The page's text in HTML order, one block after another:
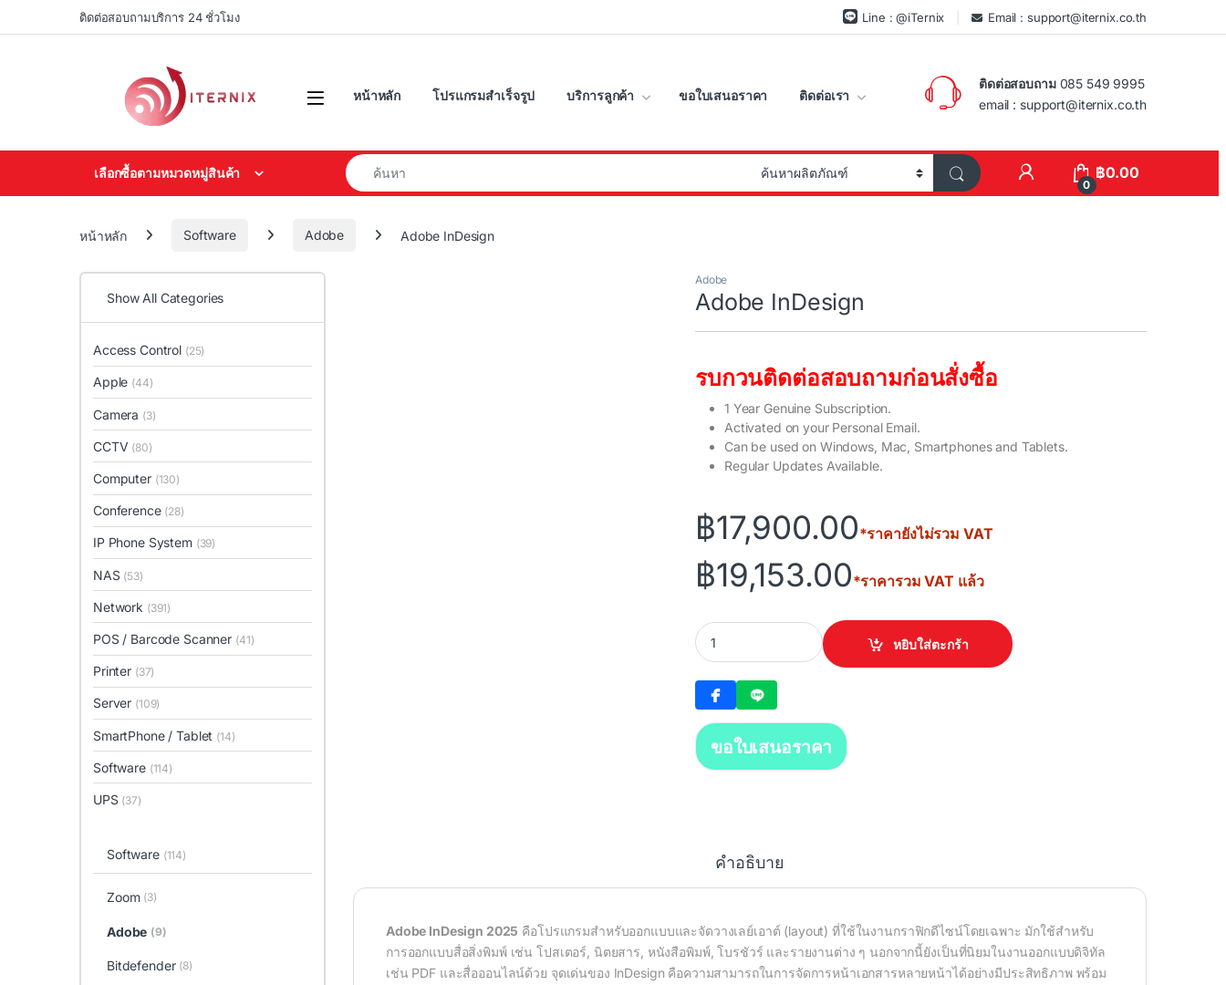
Skip to navigation
Skip to contentติดต่อสอบถามบริการ 24 ชั่วโมง Line : @iTernix Email : support@iternix.co.th
หน้าหลัก โปรแกรมสำเร็จรูป บริการลูกค้า ขอใบเสนอราคา ติดต่อเรา
ติดต่อสอบถาม085 549 9995
email : support@iternix.co.th
เลือกซื้อตามหมวดหมู่สินค้า
Search for:
0
฿0.00
หน้าหลัก Software Adobe Adobe InDesign
Adobe
Adobe InDesign
รบกวนติดต่อสอบถามก่อนสั่งซื้อ
1 Year Genuine Subscription.
Activated on your Personal Email.
Can be used on Windows, Mac, Smartphones and Tablets.
Regular Updates Available.
฿17,900.00*ราคายังไม่รวม VAT
฿19,153.00*ราคารวม VAT แล้ว
Adobe InDesign quantity
หยิบใส่ตะกร้า
ขอใบเสนอราคา
คำอธิบาย
Adobe InDesign 2025 คือโปรแกรมสำหรับออกแบบและจัดวางเลย์เอาต์ (layout) ที่ใช้ในงานกราฟิกดีไซน์โดยเฉพาะ มักใช้สำหรับ
การออกแบบสื่อสิ่งพิมพ์ เช่น โปสเตอร์, นิตยสาร, หนังสือพิมพ์, โบรชัวร์ และรายงานต่าง ๆ นอกจากนี้ยังเป็นที่นิยมในงานออกแบบดิจิทัล
เช่น PDF และสื่อออนไลน์ด้วย จุดเด่นของ InDesign คือความสามารถในการจัดการหน้าเอกสารหลายหน้าได้อย่างมีประสิทธิภาพ พร้อม
Show All Categories
Access Control (25)
Apple (44)
Camera (3)
CCTV (80)
Computer (130)
Conference (28)
IP Phone System (39)
NAS (53)
Network (391)
POS / Barcode Scanner (41)
Printer (37)
Server (109)
SmartPhone / Tablet (14)
Software (114)
UPS (37)
Software (114)
Zoom (3)
Adobe (9)
Bitdefender (8)